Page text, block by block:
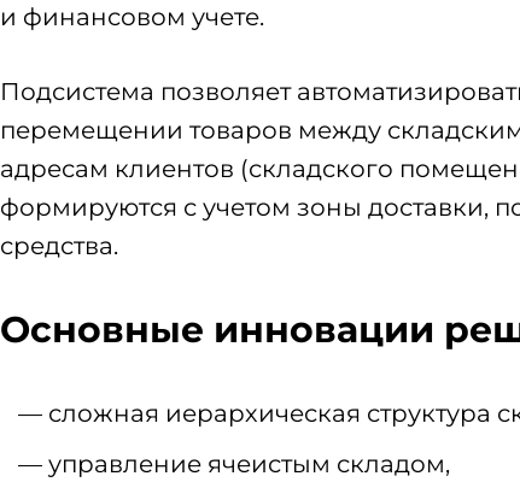
и финансовом учете.
Подсистема позволяет
перемещении товаров между
адресам клиентов (складского
формируются с учетом зоны доставки,
средства.
Основные инновации
сложная иерархическая структура
управление ячеистым складом,